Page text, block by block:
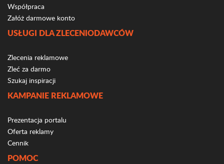
Współpraca
Załóż darmowe konto
USŁUGI DLA ZLECENIODAWCÓW
Zlecenia reklamowe
Zleć za darmo
Szukaj inspiracji
KAMPANIE REKLAMOWE
Prezentacja portalu
Oferta reklamy
Cennik
POMOC